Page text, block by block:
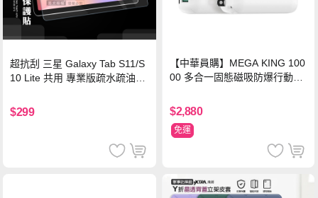
超抗刮 三星 Galaxy Tab S11/S
10 Lite 共用 專業版疏水疏油9H
$299
【中華員購】MEGA KING 100
00 多合一固態磁吸防爆行動電
$2,880
免運